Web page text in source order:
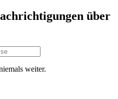
über
weiter.